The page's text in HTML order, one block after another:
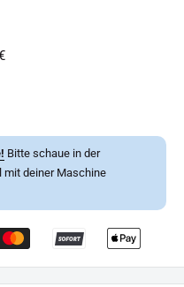
Bitte schaue in der
mit deiner Maschine